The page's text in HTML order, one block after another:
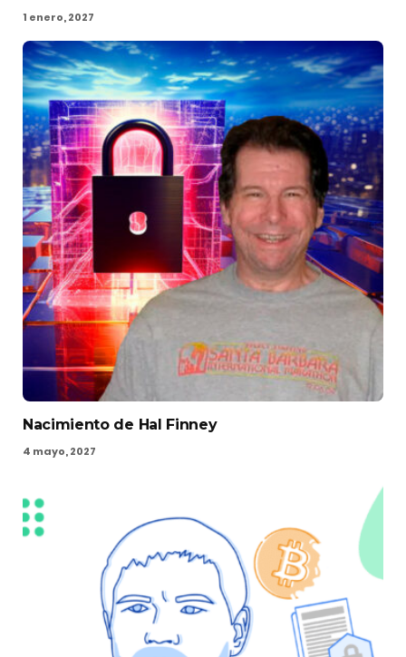
1 enero, 2027
4 mayo, 2027
Nacimiento de Hal Finney